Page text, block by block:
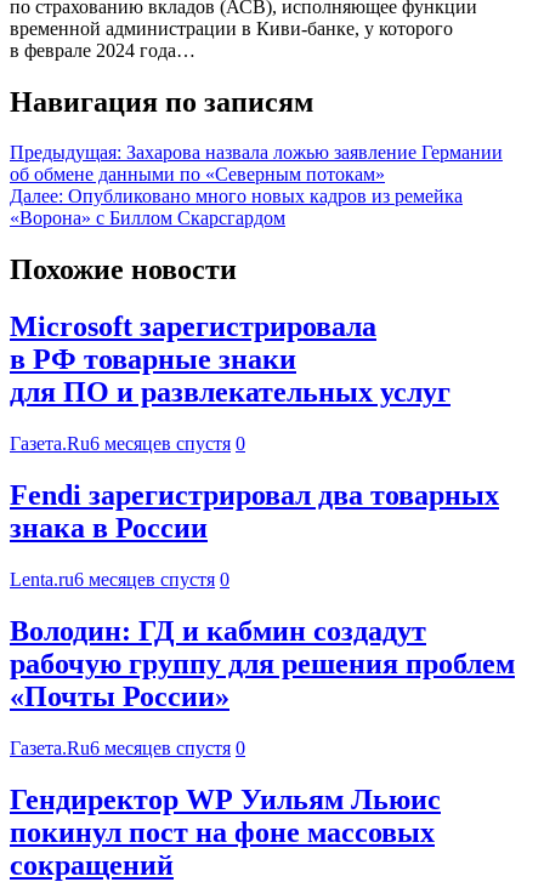
по страхованию вкладов (АСВ), исполняющее функции
временной администрации в Киви-банке, у которого
в феврале 2024 года…
Навигация по записям
Предыдущая: Захарова назвала ложью заявление Германии
об обмене данными по «Северным потокам»
Далее: Опубликовано много новых кадров из ремейка
«Ворона» с Биллом Скарсгардом
Похожие новости
Microsoft зарегистрировала
в РФ товарные знаки
для ПО и развлекательных услуг
Газета.Ru6 месяцев спустя 0
Fendi зарегистрировал два товарных
знака в России
Lenta.ru6 месяцев спустя 0
Володин: ГД и кабмин создадут
рабочую группу для решения проблем
«Почты России»
Газета.Ru6 месяцев спустя 0
Гендиректор WP Уильям Льюис
покинул пост на фоне массовых
сокращений